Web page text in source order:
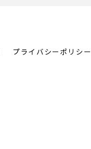
プライバシーポリシー